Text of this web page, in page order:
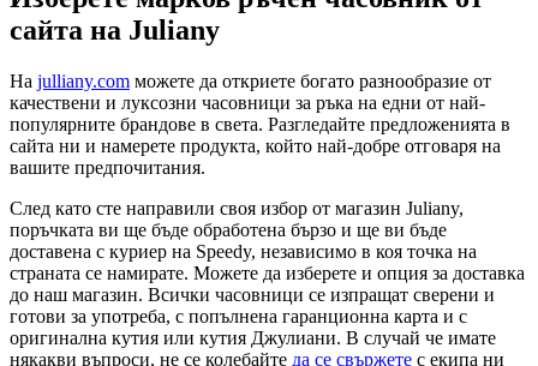
сайта на Juliany
На julliany.com можете да откриете богато разнообразие от
качествени и луксозни часовници за ръка на едни от най-
популярните брандове в света. Разгледайте предложенията в
сайта ни и намерете продукта, който най-добре отговаря на
вашите предпочитания.
След като сте направили своя избор от магазин Juliany,
поръчката ви ще бъде обработена бързо и ще ви бъде
доставена с куриер на Speedy, независимо в коя точка на
страната се намирате. Можете да изберете и опция за доставка
до наш магазин. Всички часовници се изпращат сверени и
готови за употреба, с попълнена гаранционна карта и с
оригинална кутия или кутия Джулиани. В случай че имате
някакви въпроси, не се колебайте да се свържете с екипа ни